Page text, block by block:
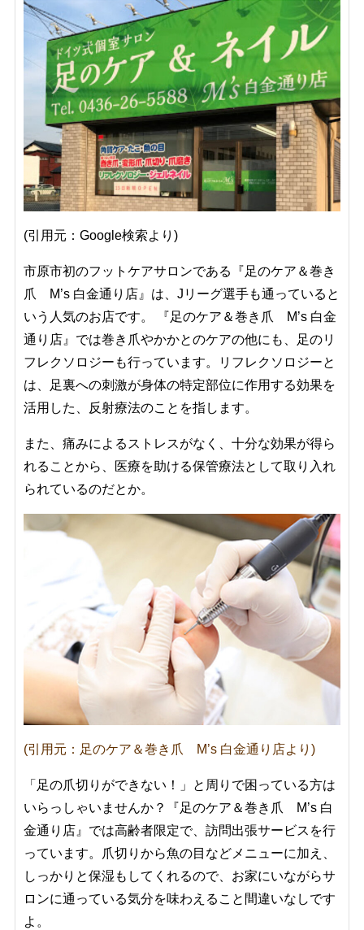
(引用元：Google検索より)
市原市初のフットケアサロンである『足のケア＆巻き
爪 M’s 白金通り店』は、Jリーグ選手も通っていると
いう人気のお店です。 『足のケア＆巻き爪 M’s 白金
通り店』では巻き爪やかかとのケアの他にも、足のリ
フレクソロジーも行っています。リフレクソロジーと
は、足裏への刺激が身体の特定部位に作用する効果を
活用した、反射療法のことを指します。
また、痛みによるストレスがなく、十分な効果が得ら
れることから、医療を助ける保管療法として取り入れ
られているのだとか。
(引用元：足のケア＆巻き爪 M’s 白金通り店より)
「足の爪切りができない！」と周りで困っている方は
いらっしゃいませんか？『足のケア＆巻き爪 M’s 白
金通り店』では高齢者限定で、訪問出張サービスを行
っています。爪切りから魚の目などメニューに加え、
しっかりと保湿もしてくれるので、お家にいながらサ
ロンに通っている気分を味わえること間違いなしです
よ。